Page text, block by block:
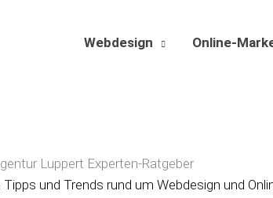
Webdesign Online-
Luppert Experten-Ratgeber
Tipps und Trends rund um Webdesign und